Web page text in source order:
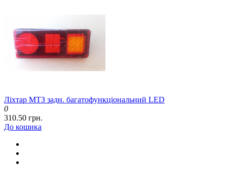
Ліхтар МТЗ задн. багатофункціональний LED
0
310.50 грн.
До кошика